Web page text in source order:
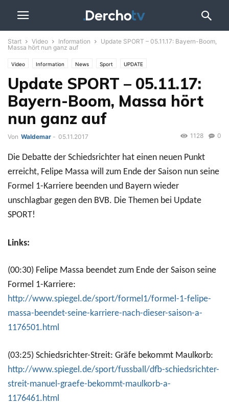
Start Video Information
Update SPORT – 05.11.17: Bayern-Boom,
Massa hört nun ganz auf
Video Information News Sport UPDATE
Update SPORT – 05.11.17:
Bayern-Boom, Massa hört
nun ganz auf
Von Waldemar - 05.11.2017 0
1128
Die Debatte der Schiedsrichter hat einen neuen Punkt
erreicht, Felipe Massa will zum Ende der Saison nun seine
Formel 1-Karriere beenden und Bayern wieder
unschlagbar gegen den BVB. Die Themen bei Update
SPORT!
Links:
(00:30) Felipe Massa beendet zum Ende der Saison seine
Formel 1-Karriere:
http://www.spiegel.de/sport/formel1/formel-1-felipe-
massa-beendet-seine-karriere-nach-dieser-saison-a-
1176501.html
(03:25) Schiedsrichter-Streit: Gräfe bekommt Maulkorb:
http://www.spiegel.de/sport/fussball/dfb-schiedsrichter-
streit-manuel-graefe-bekommt-maulkorb-a-
1176461.html